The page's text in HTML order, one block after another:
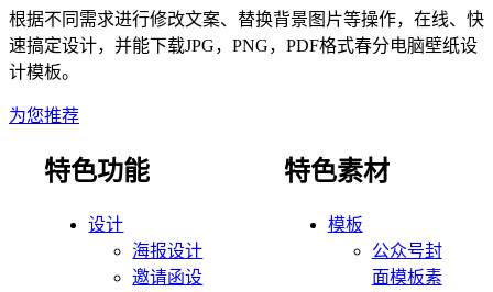
根据不同需求进行修改文案、替换背景图片等操作，在线、快
速搞定设计，并能下载JPG，PNG，PDF格式春分电脑壁纸设
计模板。
为您推荐
特色功能
设计
海报设计
邀请函设
特色素材
模板
公众号封
面模板素